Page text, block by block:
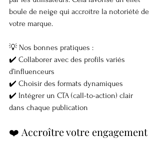
boule de neige qui accroître la notoriété de
votre marque.
💡 Nos bonnes pratiques :
✔️ Collaborer avec des profils variés
d’influenceurs
✔️ Choisir des formats dynamiques
✔️ Intégrer un CTA (call-to-action) clair
dans chaque publication
❤️ Accroître votre engagement